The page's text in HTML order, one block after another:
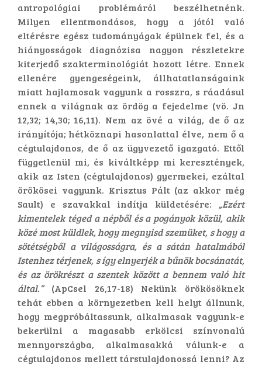
antropológiai problémáról beszélhetnénk.
Milyen ellentmondásos, hogy a jótól való
eltérésre egész tudományágak épülnek fel, és a
hiányosságok diagnózisa nagyon részletekre
kiterjedő szakterminológiát hozott létre. Ennek
ellenére gyengeségeink, állhatatlanságaink
miatt hajlamosak vagyunk a rosszra, s ráadásul
ennek a világnak az ördög a fejedelme (vö. Jn
12,32; 14,30; 16,11). Nem az övé a világ, de ő az
irányítója; hétköznapi hasonlattal élve, nem ő a
cégtulajdonos, de ő az ügyvezető igazgató. Ettől
függetlenül mi, és kiváltképp mi keresztények,
akik az Isten (cégtulajdonos) gyermekei, ezáltal
örökösei vagyunk. Krisztus Pált (az akkor még
Sault) e szavakkal indítja küldetésére: „Ezért
kimentelek téged a népből és a pogányok közül, akik
közé most küldlek, hogy megnyisd szemüket, s hogy a
sötétségből a világosságra, és a sátán hatalmából
Istenhez térjenek, s így elnyerjék a bűnök bocsánatát,
és az örökrészt a szentek között a bennem való hit
által.”(ApCsel 26,17-18) Nekünk örökösöknek
tehát ebben a környezetben kell helyt állnunk,
hogy megpróbáltassunk, alkalmasak vagyunk-e
bekerülni a magasabb erkölcsi színvonalú
mennyországba, alkalmasakká válunk-e a
cégtulajdonos mellett társtulajdonossá lenni? Az